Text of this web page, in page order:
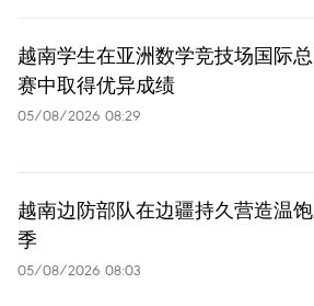
越南学生在亚洲数学竞技场国际
赛中取得优异成绩
05/08/2026 08:29
越南边防部队在边疆持久营造温
季
05/08/2026 08:03